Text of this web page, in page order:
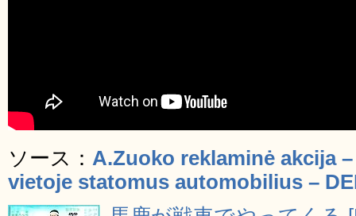
ソース： A.Zuoko reklaminė akcija
vietoje statomus automobilius –